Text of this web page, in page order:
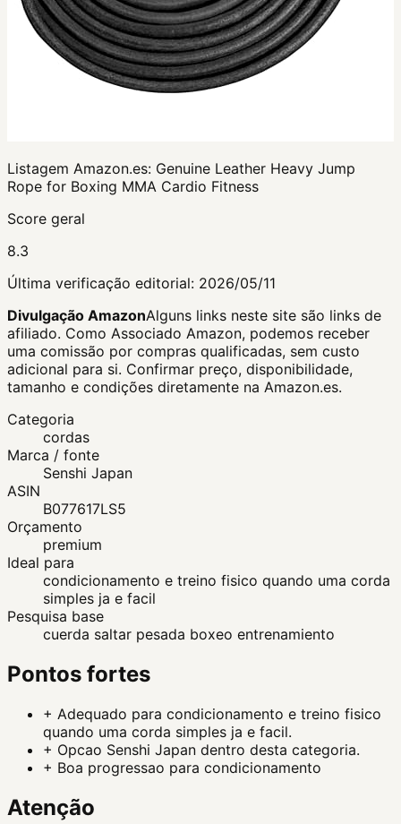
Listagem Amazon.es: Genuine Leather Heavy Jump
Rope for Boxing MMA Cardio Fitness
Score geral
8.3
Última verificação editorial: 2026/05/11
Divulgação AmazonAlguns links neste site são links de
afiliado. Como Associado Amazon, podemos receber
uma comissão por compras qualificadas, sem custo
adicional para si. Confirmar preço, disponibilidade,
tamanho e condições diretamente na Amazon.es.
Categoria
cordas
Marca / fonte
Senshi Japan
ASIN
B077617LS5
Orçamento
premium
Ideal para
condicionamento e treino fisico quando uma corda
simples ja e facil
Pesquisa base
cuerda saltar pesada boxeo entrenamiento
Pontos fortes
+ Adequado para condicionamento e treino fisico
quando uma corda simples ja e facil.
+ Opcao Senshi Japan dentro desta categoria.
+ Boa progressao para condicionamento
Atenção